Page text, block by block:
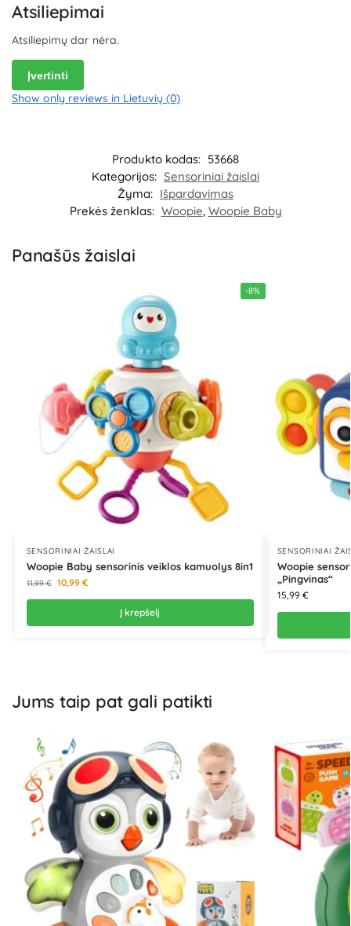
Atsiliepimai
Atsiliepimų dar nėra.
Įvertinti
Show only reviews in Lietuvių (0)
Produkto kodas: 53668
Kategorijos: Sensoriniai žaislai
Žyma: Išpardavimas
Prekės ženklas: Woopie, Woopie Baby
Panašūs žaislai
-8%
SENSORINIAI ŽAISLAI
Woopie Baby sensorinis veiklos kamuolys 8in1
11,99€ 10,99 €
Į krepšelį
SENSORINIAI
Woopie
„Pingvinas“
15,99 €
Jums taip pat gali patikti